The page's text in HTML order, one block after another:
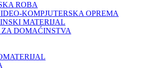
ROBA
KOMPJUTERSKA OPREMA
MATERIJAL
DOMAĆINSTVA